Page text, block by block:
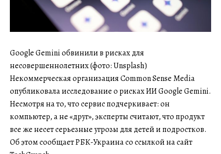
Google Gemini обвинили в рисках для
несовершеннолетних (фото: Unsplash)
Некоммерческая организация Common Sense Media
опубликовала исследование о рисках ИИ Google Gemini.
Несмотря на то, что сервис подчеркивает: он
компьютер, а не «друг», эксперты считают, что продукт
все же несет серьезные угрозы для детей и подростков.
Об этом сообщает РБК-Украина со ссылкой на сайт